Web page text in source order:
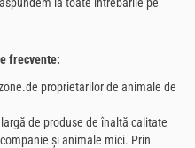
la toate întrebările pe
frecvente:
proprietarilor de animale de
de produse de înaltă calitate
și animale mici. Prin